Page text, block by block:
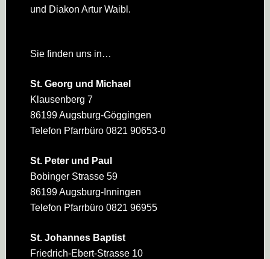
und Diakon Artur Waibl.
Sie finden uns in…
St. Georg und Michael
Klausenberg 7
86199 Augsburg-Göggingen
Telefon Pfarrbüro 0821 90653-0
St. Peter und Paul
Bobinger Strasse 59
86199 Augsburg-Inningen
Telefon Pfarrbüro 0821 96955
St. Johannes Baptist
Friedrich-Ebert-Strasse 10